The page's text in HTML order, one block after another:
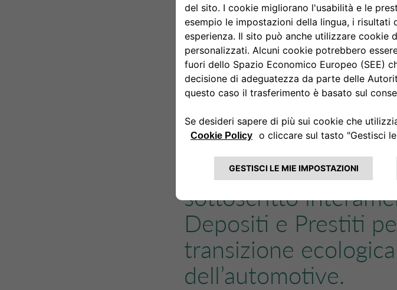
Favorire l’accesso
di piccole e medie
Cap per l’acquisto
e a basse emissioni.
nuovobond senior
milioni di euro
privata da Crédit
sottoscritto
Depositi e Prestiti
transizione
dell’automotive.